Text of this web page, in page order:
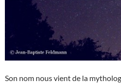
Son nom nous vient de la